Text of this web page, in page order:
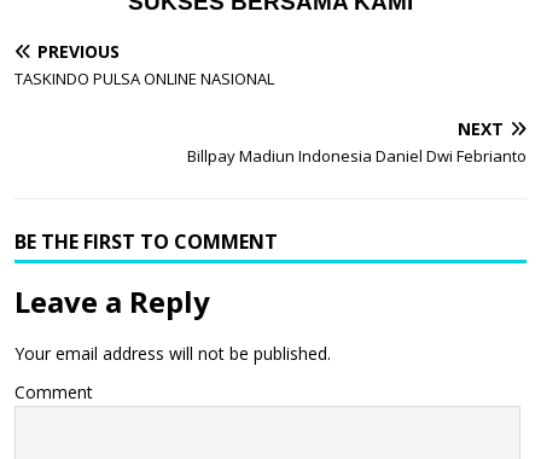
PREVIOUS
TASKINDO PULSA ONLINE NASIONAL
NEXT
Billpay Madiun Indonesia Daniel Dwi Febrianto
BE THE FIRST TO COMMENT
Leave a Reply
Your email address will not be published.
Comment